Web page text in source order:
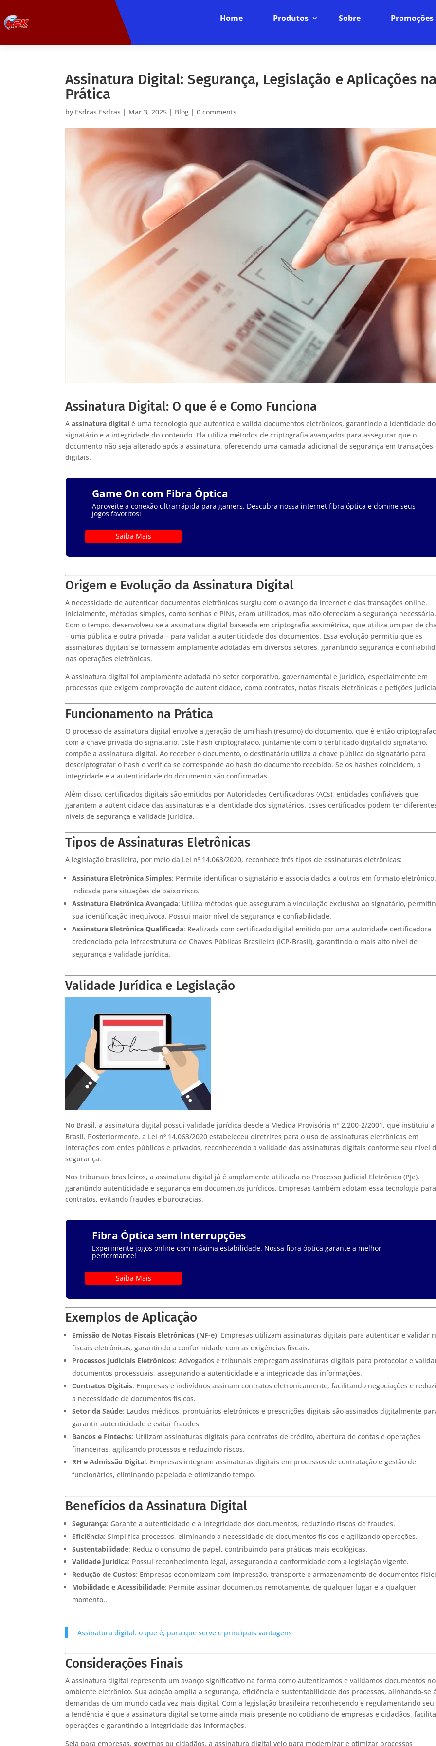
Home Produtos Sobre Promoções
Assinatura Digital: Segurança, Legislação e Aplicações na
Prática
by Esdras Esdras | Mar 3, 2025 | Blog |0 comments
Assinatura Digital: O que é e Como Funciona
Aassinatura digital é uma tecnologia que autentica e valida documentos eletrônicos, garantindo a identidade do
signatário e a integridade do conteúdo. Ela utiliza métodos de criptografia avançados para assegurar que o
documento não seja alterado após a assinatura, oferecendo uma camada adicional de segurança em transações
digitais.
Game On com Fibra Óptica
Aproveite a conexão ultrarrápida para gamers. Descubra nossa internet fibra óptica e domine seus
jogos favoritos!
Saiba Mais
Origem e Evolução da Assinatura Digital
A necessidade de autenticar documentos eletrônicos surgiu com o avanço da internet e das transações online.
Inicialmente, métodos simples, como senhas e PINs, eram utilizados, mas não ofereciam a segurança necessária.
Com o tempo, desenvolveu-se a assinatura digital baseada em criptografia assimétrica, que utiliza um par de
– uma pública e outra privada – para validar a autenticidade dos documentos. Essa evolução permitiu que as
assinaturas digitais se tornassem amplamente adotadas em diversos setores, garantindo segurança e
nas operações eletrônicas.
A assinatura digital foi amplamente adotada no setor corporativo, governamental e jurídico, especialmente em
processos que exigem comprovação de autenticidade, como contratos, notas fiscais eletrônicas e petições
Funcionamento na Prática
O processo de assinatura digital envolve a geração de um hash (resumo) do documento, que é então
com a chave privada do signatário. Este hash criptografado, juntamente com o certificado digital do signatário,
compõe a assinatura digital. Ao receber o documento, o destinatário utiliza a chave pública do signatário para
descriptografar o hash e verifica se corresponde ao hash do documento recebido. Se os hashes coincidem, a
integridade e a autenticidade do documento são confirmadas.
Além disso, certificados digitais são emitidos por Autoridades Certificadoras (ACs), entidades confiáveis que
garantem a autenticidade das assinaturas e a identidade dos signatários. Esses certificados podem ter
níveis de segurança e validade jurídica.
Tipos de Assinaturas Eletrônicas
A legislação brasileira, por meio da Lei nº 14.063/2020, reconhece três tipos de assinaturas eletrônicas:
Assinatura Eletrônica Simples: Permite identificar o signatário e associa dados a outros em formato eletrônico.
Indicada para situações de baixo risco.
Assinatura Eletrônica Avançada: Utiliza métodos que asseguram a vinculação exclusiva ao signatário,
sua identificação inequívoca. Possui maior nível de segurança e confiabilidade.
Assinatura Eletrônica Qualificada: Realizada com certificado digital emitido por uma autoridade certificadora
credenciada pela Infraestrutura de Chaves Públicas Brasileira (ICP-Brasil), garantindo o mais alto nível de
segurança e validade jurídica.
Validade Jurídica e Legislação
No Brasil, a assinatura digital possui validade jurídica desde a Medida Provisória nº 2.200-2/2001, que instituiu a
Brasil. Posteriormente, a Lei nº 14.063/2020 estabeleceu diretrizes para o uso de assinaturas eletrônicas em
interações com entes públicos e privados, reconhecendo a validade das assinaturas digitais conforme seu nível
segurança.
Nos tribunais brasileiros, a assinatura digital já é amplamente utilizada no Processo Judicial Eletrônico (PJe),
garantindo autenticidade e segurança em documentos jurídicos. Empresas também adotam essa tecnologia para
contratos, evitando fraudes e burocracias.
Fibra Óptica sem Interrupções
Experimente jogos online com máxima estabilidade. Nossa fibra óptica garante a melhor
performance!
Saiba Mais
Exemplos de Aplicação
Emissão de Notas Fiscais Eletrônicas (NF-e): Empresas utilizam assinaturas digitais para autenticar e validar
fiscais eletrônicas, garantindo a conformidade com as exigências fiscais.
Processos Judiciais Eletrônicos: Advogados e tribunais empregam assinaturas digitais para protocolar e
documentos processuais, assegurando a autenticidade e a integridade das informações.
Contratos Digitais: Empresas e indivíduos assinam contratos eletronicamente, facilitando negociações e
a necessidade de documentos físicos.
Setor da Saúde: Laudos médicos, prontuários eletrônicos e prescrições digitais são assinados digitalmente
garantir autenticidade e evitar fraudes.
Bancos e Fintechs: Utilizam assinaturas digitais para contratos de crédito, abertura de contas e operações
financeiras, agilizando processos e reduzindo riscos.
RH e Admissão Digital: Empresas integram assinaturas digitais em processos de contratação e gestão de
funcionários, eliminando papelada e otimizando tempo.
Benefícios da Assinatura Digital
Segurança: Garante a autenticidade e a integridade dos documentos, reduzindo riscos de fraudes.
Eficiência: Simplifica processos, eliminando a necessidade de documentos físicos e agilizando operações.
Sustentabilidade: Reduz o consumo de papel, contribuindo para práticas mais ecológicas.
Validade Jurídica: Possui reconhecimento legal, assegurando a conformidade com a legislação vigente.
Redução de Custos: Empresas economizam com impressão, transporte e armazenamento de documentos
Mobilidade e Acessibilidade: Permite assinar documentos remotamente, de qualquer lugar e a qualquer
momento..
Assinatura digital: o que é, para que serve e principais vantagens
Considerações Finais
A assinatura digital representa um avanço significativo na forma como autenticamos e validamos documentos no
ambiente eletrônico. Sua adoção amplia a segurança, eficiência e sustentabilidade dos processos, alinhando-se
demandas de um mundo cada vez mais digital. Com a legislação brasileira reconhecendo e regulamentando seu
a tendência é que a assinatura digital se torne ainda mais presente no cotidiano de empresas e cidadãos,
operações e garantindo a integridade das informações.
Seja para empresas, governos ou cidadãos, a assinatura digital veio para modernizar e otimizar processos